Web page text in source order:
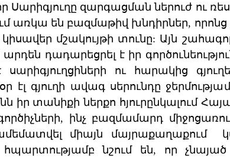
Սարիգյուղը զարգացման ներուժ ու
առկա են բազմաթիվ խնդիրներ,
մշակույթի տունը: Այն
դադարեցրել է իր
սարիգյուղցիների ու հարակից
էլ գյուղի ավագ սերունդը
իր տանիքի ներքո
ինչ բազմամարդ
միայն մայրաքաղաքում
հպարտությամբ նշում են, որ